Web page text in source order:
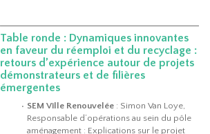
Table ronde : Dynamiques innovantes
en faveur du réemploi et du recyclage :
retours d’expérience autour de projets
démonstrateurs et de filières
émergentes
SEM Ville Renouvelée: Simon Van Loye,
Responsable d’opérations au sein du pôle
aménagement : Explications sur le projet